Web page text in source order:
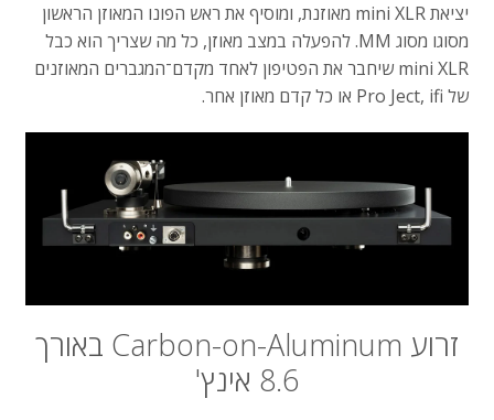
יציאת
מאוזנת, ומוסיף את ראש הפונו המאוזן הראשון
מסוגו מסוג להפעלה במצב מאוזן, כל מה שצריך הוא כבל
mini XLR שיחבר את הפטיפון לאחד מקדם־המגברים המאוזנים
של
או כלקדם מאוזן אחר.
זרוע
באורך
8.6 אינץ'